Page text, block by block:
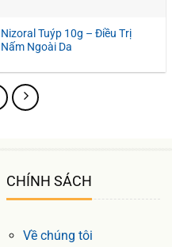
Nizoral Tuýp 10g – Điều Trị
Nấm Ngoài Da
CHÍNH SÁCH
Về chúng tôi